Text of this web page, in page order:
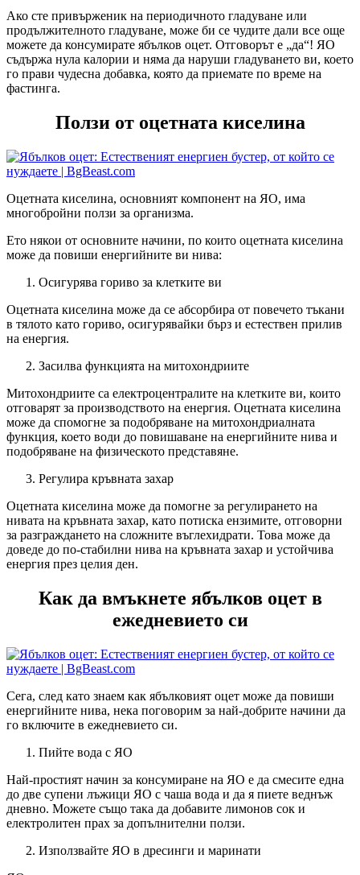
Ако сте привърженик на периодичното гладуване или
продължителното гладуване, може би се чудите дали все още
можете да консумирате ябълков оцет. Отговорът е „да“! ЯО
съдържа нула калории и няма да наруши гладуването ви, което
го прави чудесна добавка, която да приемате по време на
фастинга.
Ползи от оцетната киселина
Оцетната киселина, основният компонент на ЯО, има
многобройни ползи за организма.
Ето някои от основните начини, по които оцетната киселина
може да повиши енергийните ви нива:
Осигурява гориво за клетките ви
Оцетната киселина може да се абсорбира от повечето тъкани
в тялото като гориво, осигурявайки бърз и естествен прилив
на енергия.
Засилва функцията на митохондриите
Митохондриите са електроцентралите на клетките ви, които
отговарят за производството на енергия. Оцетната киселина
може да спомогне за подобряване на митохондриалната
функция, което води до повишаване на енергийните нива и
подобряване на физическото представяне.
Регулира кръвната захар
Оцетната киселина може да помогне за регулирането на
нивата на кръвната захар, като потиска ензимите, отговорни
за разграждането на сложните въглехидрати. Това може да
доведе до по-стабилни нива на кръвната захар и устойчива
енергия през целия ден.
Как да вмъкнете ябълков оцет в
ежедневието си
Сега, след като знаем как ябълковият оцет може да повиши
енергийните нива, нека поговорим за най-добрите начини да
го включите в ежедневието си.
Пийте вода с ЯО
Най-простият начин за консумиране на ЯО е да смесите една
до две супени лъжици ЯО с чаша вода и да я пиете веднъж
дневно. Можете също така да добавите лимонов сок и
електролитен прах за допълнителни ползи.
Използвайте ЯО в дресинги и маринати